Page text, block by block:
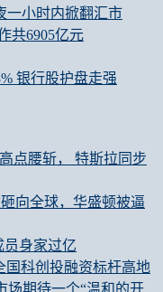
一小时内掀翻汇市
共6905亿元
银行股护盘走强
点腰斩， 特斯拉同步
向全球，华盛顿被逼
员身家过亿
国科创投融资标杆高地
场期待一个“温和的开